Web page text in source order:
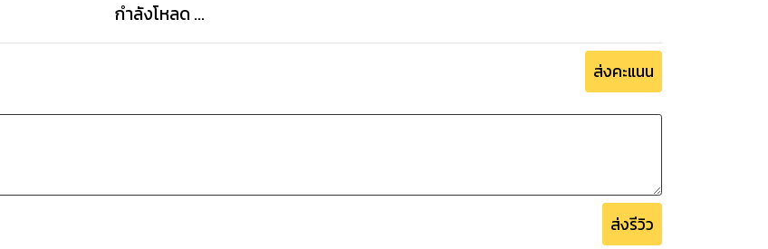
กำลังโหลด ...
ส่งคะแนน
ส่งรีวิว